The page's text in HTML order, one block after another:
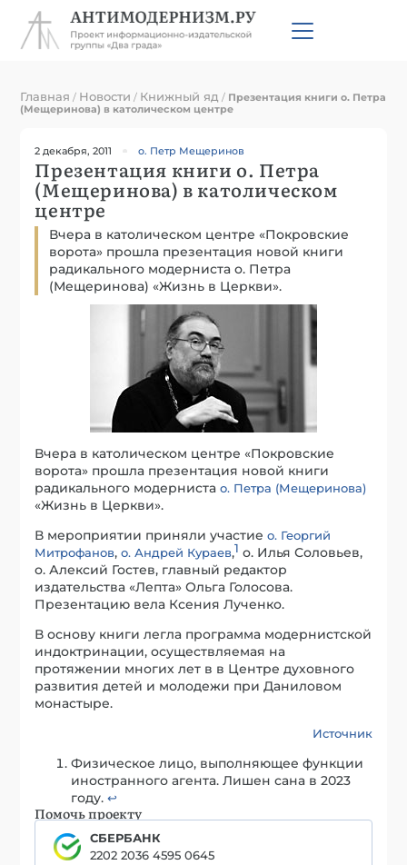
Главная / Новости / Книжный яд / Презентация книги о. Петра
(Мещеринова) в католическом центре
2 декабря, 2011 о. Петр Мещеринов
Презентация книги о. Петра
(Мещеринова) в католическом
центре
Вчера в католическом центре «Покровские
ворота» прошла презентация новой книги
радикального модерниста о. Петра
(Мещеринова) «Жизнь в Церкви».
Вчера в католическом центре «Покровские
ворота» прошла презентация новой книги
радикального модернистао. Петра (Мещеринова)
«Жизнь в Церкви».
В мероприятии приняли участиео. Георгий
Митрофанов,о. Андрей Кураев,1 о. Илья Соловьев,
о. Алексий Гостев, главный редактор
издательства «Лепта» Ольга Голосова.
Презентацию вела Ксения Лученко.
В основу книги легла программа модернистской
индоктринации, осуществляемая на
протяжении многих лет в в Центре духовного
развития детей и молодежи при Даниловом
монастыре.
Источник
Физическое лицо, выполняющее функции
иностранного агента. Лишен сана в 2023
году.↩︎
Помочь проекту
СБЕРБАНК
2202 2036 4595 0645